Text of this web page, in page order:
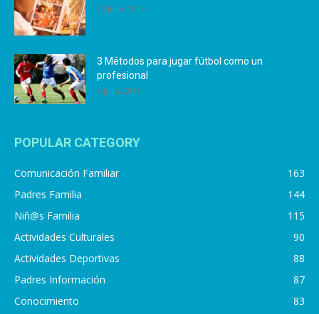
25 julio, 2019
3 Métodos para jugar fútbol como un
profesional
4 julio, 2019
POPULAR CATEGORY
Comunicación Familiar
163
Padres Familia
144
Niñ@s Familia
115
Actividades Culturales
90
Actividades Deportivas
88
Padres Información
87
Conocimiento
83